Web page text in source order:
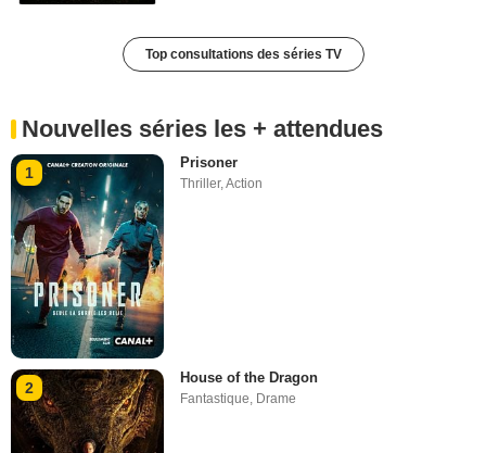
Top consultations des séries TV
Nouvelles séries les + attendues
1
Prisoner
Thriller,Action
2
House of the Dragon
Fantastique, Drame